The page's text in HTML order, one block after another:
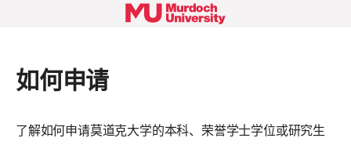
如何申请
了解如何申请莫道克大学的本科、荣誉学士学位或研究生